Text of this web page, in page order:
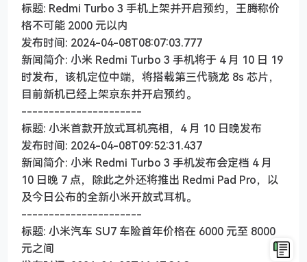
标题: Redmi Turbo 3 手机上架并开启预约，王腾称价
格不可能 2000 元以内
发布时间: 2024-04-08T08:07:03.777
新闻简介: 小米 Redmi Turbo 3 手机将于 4 月 10 日 19
时发布，该机定位中端，将搭载第三代骁龙 8s 芯片，
目前新机已经上架京东并开启预约。
----------------------
标题: 小米首款开放式耳机亮相，4 月 10 日晚发布
发布时间: 2024-04-08T09:52:31.437
新闻简介: 小米 Redmi Turbo 3 手机发布会定档 4 月
10 日晚 7 点，除此之外还将推出 Redmi Pad Pro，以
及今日公布的全新小米开放式耳机。
----------------------
标题: 小米汽车 SU7 车险首年价格在 6000 元至 8000
元之间